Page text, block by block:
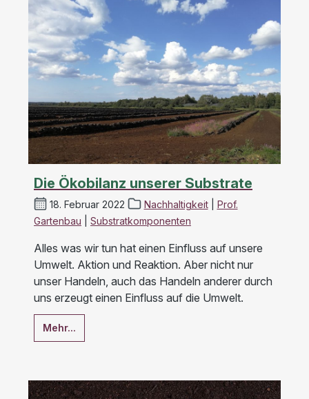
Die Ökobilanz unserer Substrate
18. Februar 2022 Nachhaltigkeit| Prof.
Gartenbau
Substratkomponenten
Alles was wir tun hat einen Einfluss auf unsere
Umwelt. Aktion und Reaktion. Aber nicht nur
unser Handeln, auch das Handeln anderer durch
uns erzeugt einen Einfluss auf die Umwelt.
Mehr...